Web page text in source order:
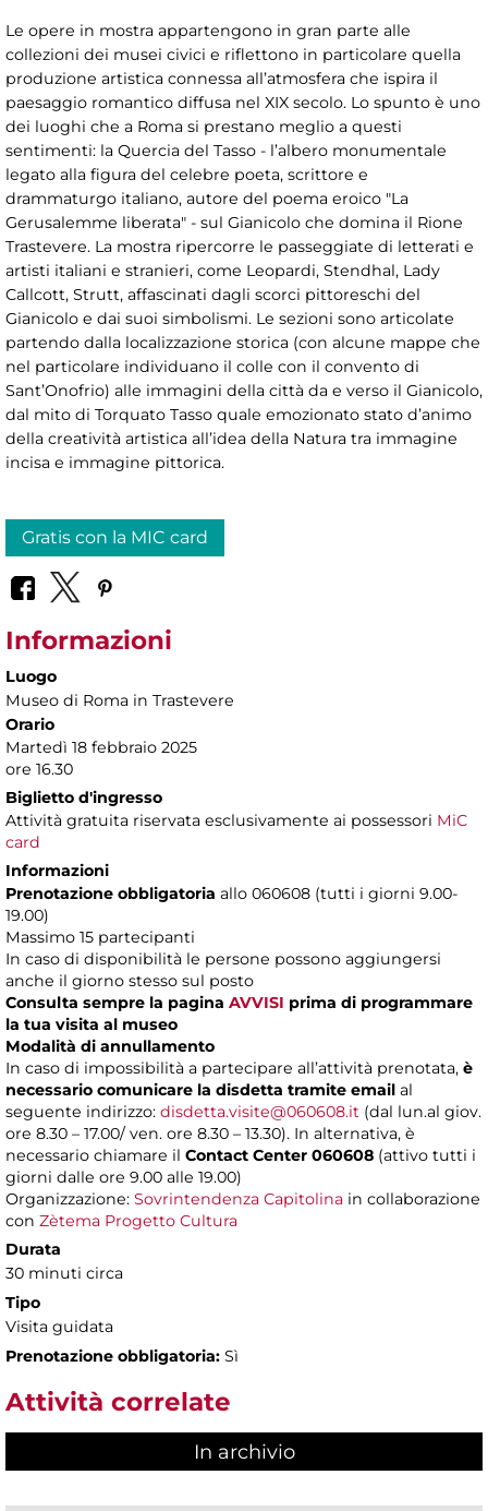
Le opere in mostra appartengono in gran parte alle
collezioni dei musei civici e riflettono in particolare quella
produzione artistica connessa all’atmosfera che ispira il
paesaggio romantico diffusa nel XIX secolo. Lo spunto è uno
dei luoghi che a Roma si prestano meglio a questi
sentimenti: la Quercia del Tasso - l’albero monumentale
legato alla figura del celebre poeta, scrittore e
drammaturgo italiano, autore del poema eroico "La
Gerusalemme liberata" - sul Gianicolo che domina il Rione
Trastevere. La mostra ripercorre le passeggiate di letterati e
artisti italiani e stranieri, come Leopardi, Stendhal, Lady
Callcott, Strutt, affascinati dagli scorci pittoreschi del
Gianicolo e dai suoi simbolismi. Le sezioni sono articolate
partendo dalla localizzazione storica (con alcune mappe che
nel particolare individuano il colle con il convento di
Sant’Onofrio) alle immagini della città da e verso il Gianicolo,
dal mito di Torquato Tasso quale emozionato stato d’animo
della creatività artistica all’idea della Natura tra immagine
incisa e immagine pittorica.
Gratis con la MIC card
Informazioni
Luogo
Museo di Roma in Trastevere
Orario
Martedì 18 febbraio 2025
ore 16.30
Biglietto d'ingresso
Attività gratuita riservata esclusivamente ai possessori MiC
card
Informazioni
Prenotazione obbligatoria allo 060608 (tutti i giorni 9.00-
19.00)
Massimo 15 partecipanti
In caso di disponibilità le persone possono aggiungersi
anche il giorno stesso sul posto
Consulta sempre la pagina AVVISI prima di programmare
la tua visita al museo
Modalità di annullamento
In caso di impossibilità a partecipare all’attività prenotata, è
necessario comunicare la disdetta tramite email al
seguente indirizzo: disdetta.visite@060608.it (dal lun.al giov.
ore 8.30 – 17.00/ ven. ore 8.30 – 13.30). In alternativa, è
necessario chiamare il Contact Center 060608 (attivo tutti i
giorni dalle ore 9.00 alle 19.00)
Organizzazione: Sovrintendenza Capitolina in collaborazione
con Zètema Progetto Cultura
Durata
30 minuti circa
Tipo
Visita guidata
Prenotazione obbligatoria: Sì
Attività correlate
In archivio